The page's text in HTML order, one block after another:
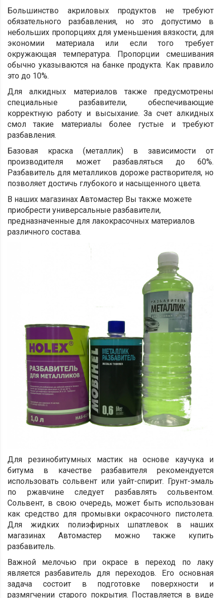
Большинство акриловых продуктов не требуют
обязательного разбавления, но это допустимо в
небольших пропорциях для уменьшения вязкости, для
экономии материала или если того требует
окружающая температура. Пропорции смешивания
обычно указываются на банке продукта. Как правило
это до 10%.
Для алкидных материалов также предусмотрены
специальные разбавители, обеспечивающие
корректную работу и высыхание. За счет алкидных
смол такие материалы более густые и требуют
разбавления.
Базовая краска (металлик) в зависимости от
производителя может разбавляться до 60%.
Разбавитель для металликов дороже растворителя, но
позволяет достичь глубокого и насыщенного цвета.
В наших магазинах Автомастер Вы также можете
приобрести универсальные разбавители,
предназначенные для лакокрасочных материалов
различного состава.
Для резинобитумных мастик на основе каучука и
битума в качестве разбавителя рекомендуется
использовать сольвент или уайт-спирит. Грунт-эмаль
по ржавчине следует разбавлять сольвентом.
Сольвент, в свою очередь, может быть использован
как средство для промывки окрасочного пистолета.
Для жидких полиэфирных шпатлевок в наших
магазинах Автомастер можно также купить
разбавитель.
Важной мелочью при окрасе в переход по лаку
является разбавитель для переходов. Его основная
задача состоит в подготовке поверхности и
размягчении старого покрытия. Поставляется в виде